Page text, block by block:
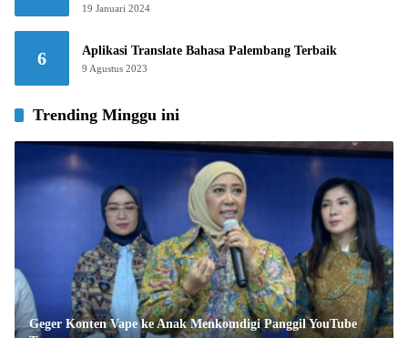
19 Januari 2024
6 Aplikasi Translate Bahasa Palembang Terbaik
9 Agustus 2023
Trending Minggu ini
Geger Konten Vape ke Anak Menkomdigi Panggil YouTube